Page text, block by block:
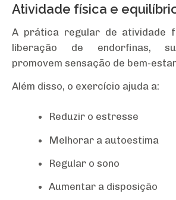
Atividade física e
A prática regular de atividade
liberação de endorfinas,
promovem sensação de bem-
Além disso, o exercício ajuda a:
Reduzir o estresse
Melhorar a autoestima
Regular o sono
Aumentar a disposição